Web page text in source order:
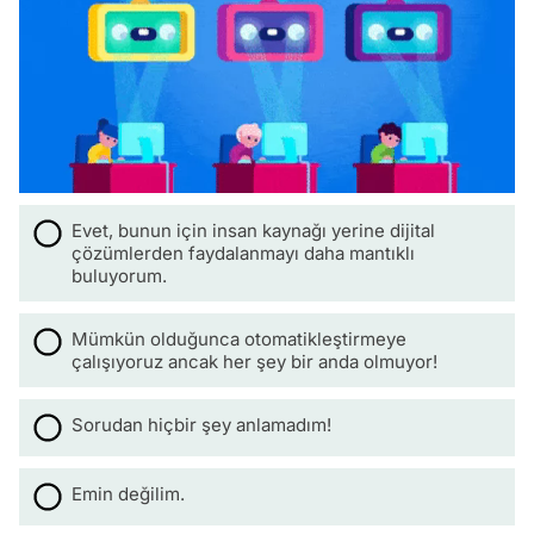
Evet, bunun için insan kaynağı yerine dijital
çözümlerden faydalanmayı daha mantıklı
buluyorum.
Mümkün olduğunca otomatikleştirmeye
çalışıyoruz ancak her şey bir anda olmuyor!
Sorudan hiçbir şey anlamadım!
Emin değilim.